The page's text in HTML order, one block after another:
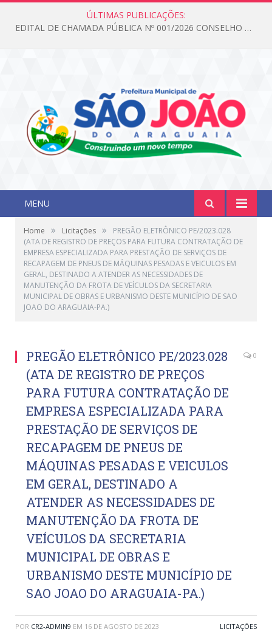
ÚLTIMAS PUBLICAÇÕES:
EDITAL DE CHAMADA PÚBLICA Nº 001/2026 CONSELHO DOS DIREITOS DA CRIANÇA E DO ADOLESCENTE
MENU
Home » Licitações »
PREGÃO ELETRÔNICO PE/2023.028
(ATA DE REGISTRO DE PREÇOS PARA FUTURA CONTRATAÇÃO DE
EMPRESA ESPECIALIZADA PARA PRESTAÇÃO DE SERVIÇOS DE
RECAPAGEM DE PNEUS DE MÁQUINAS PESADAS E VEICULOS EM
GERAL, DESTINADO A ATENDER AS NECESSIDADES DE
MANUTENÇÃO DA FROTA DE VEÍCULOS DA SECRETARIA
MUNICIPAL DE OBRAS E URBANISMO DESTE MUNICÍPIO DE SAO
JOAO DO ARAGUAIA-PA.)
PREGÃO ELETRÔNICO PE/2023.028
(ATA DE REGISTRO DE PREÇOS
PARA FUTURA CONTRATAÇÃO DE
EMPRESA ESPECIALIZADA PARA
PRESTAÇÃO DE SERVIÇOS DE
RECAPAGEM DE PNEUS DE
MÁQUINAS PESADAS E VEICULOS
EM GERAL, DESTINADO A
ATENDER AS NECESSIDADES DE
MANUTENÇÃO DA FROTA DE
VEÍCULOS DA SECRETARIA
MUNICIPAL DE OBRAS E
URBANISMO DESTE MUNICÍPIO DE
SAO JOAO DO ARAGUAIA-PA.)
0
POR CR2-ADMIN9 EM 16 DE AGOSTO DE 2023 LICITAÇÕES